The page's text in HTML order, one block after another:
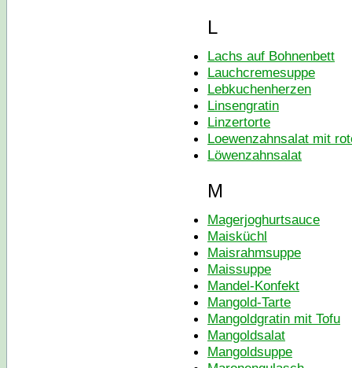
L
Lachs auf Bohnenbett
Lauchcremesuppe
Lebkuchenherzen
Linsengratin
Linzertorte
Loewenzahnsalat mit
Löwenzahnsalat
M
Magerjoghurtsauce
Maisküchl
Maisrahmsuppe
Maissuppe
Mandel-Konfekt
Mangold-Tarte
Mangoldgratin mit Tofu
Mangoldsalat
Mangoldsuppe